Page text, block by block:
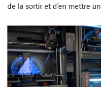
de la sortir et d’en mettre